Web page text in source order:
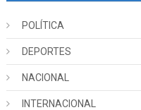
POLÍTICA
DEPORTES
NACIONAL
INTERNACIONAL